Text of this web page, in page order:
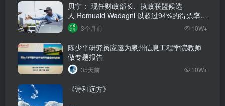
贝宁： 现任财政部长、执政联盟候选
人‌ Romuald Wadagni 以超过94%的得票率当
选新任总统‌
3个月前 10W+
陈少平研究员应邀为泉州信息工程学院教师
做专题报告
35天前 10W+
《诗和远方》